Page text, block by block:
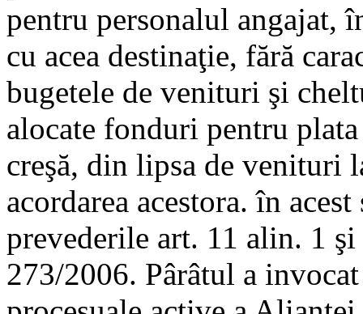
pentru personalul angajat,
cu acea destinaţie, fără
bugetele de venituri şi
alocate fonduri pentru
creşă, din lipsa de venituri
acordarea acestora. în
prevederile art. 11 alin. 1
273/2006. Pârâtul a